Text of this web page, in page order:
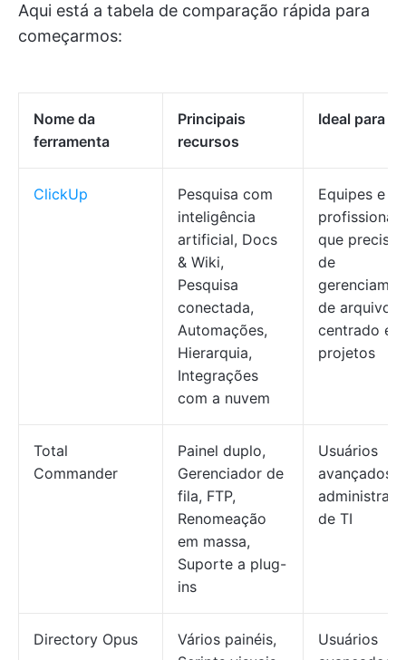
Aqui está a tabela de comparação rápida para
começarmos:
Nome da
ferramenta
Principais
recursos
Ideal para
ClickUp
Pesquisa com
inteligência
artificial, Docs
& Wiki,
Pesquisa
conectada,
Automações,
Hierarquia,
Integrações
com a nuvem
Equipes e
profissionais
que
de
de arquivos
centrado em
projetos
Total
Commander
Painel duplo,
Gerenciador de
fila, FTP,
Renomeação
em massa,
Suporte a plug-
ins
Usuários
avançados,
de TI
Directory Opus
Vários painéis,
Usuários